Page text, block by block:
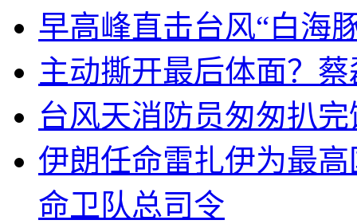
早高峰直击台风“白海
主动撕开最后体面？
台风天消防员匆匆扒
伊朗任命雷扎伊为最
命卫队总司令